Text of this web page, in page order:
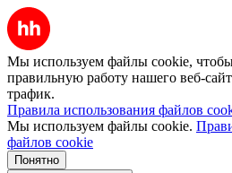
Мы используем файлы cookie, чтобы
правильную работу нашего веб-
трафик.
Правила использования файлов
Мы используем файлы cookie.
файлов cookie
Понятно